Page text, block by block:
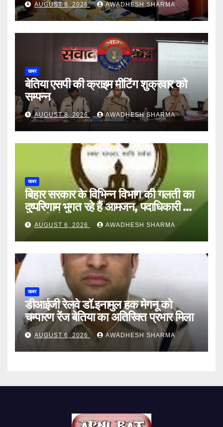
AUGUST 8, 2026 AWADHESH SHARMA
खबर
बेतिया एसपी की क्राइम मीटिंग शुक्रवार को
सम्पन्न
AUGUST 8, 2026 AWADHESH SHARMA
खबर
बिहार सरकार के विभिन्न विभाग की गलती का
दुष्परिणाम भुगत रहे हैं आमजन, पदाधिकारी और
अन्य हैं मौन
AUGUST 6, 2026 AWADHESH SHARMA
खबर
डीआईजी रेलवे डॉ.इनामुल हक मेगनू को
चम्पारण रेंज बेतिया का अतिरिक्त प्रभार मिला
AUGUST 6, 2026 AWADHESH SHARMA